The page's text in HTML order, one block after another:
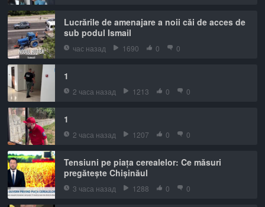
Lucrările de amenajare a noii căi de acces de
sub podul Ismail
час назад 1690 0 0
1
2 часа назад 1213 0 0
1
2 часа назад 1207 0 0
Tensiuni pe piața cerealelor: Ce măsuri
pregătește Chișinăul
3 часа назад 1288 0 0